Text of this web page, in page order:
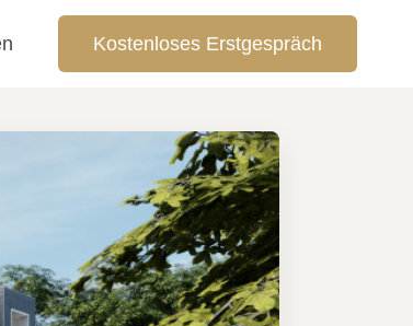
Kostenloses Erstgespräch